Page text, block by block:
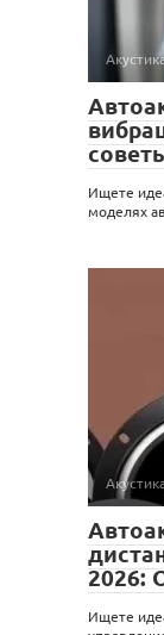
Ищете
моделях
2026:
Ищете